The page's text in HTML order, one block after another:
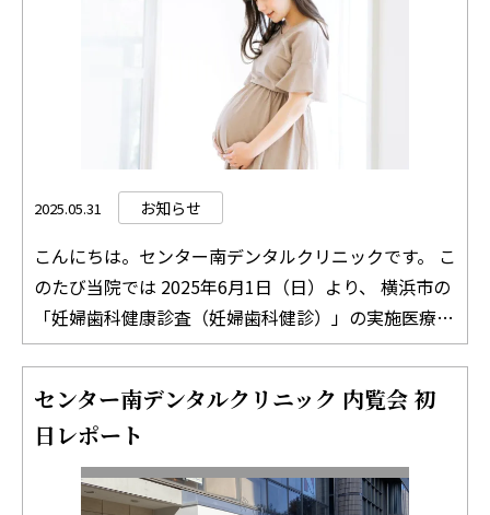
ればできるかぎり診療させていただいております。 ご
相談については必ず事前にお電話にてご連絡くださ
い。 【矯正歯科専門の歯科医師による診療日のお
知らせ】 センター南デンタルクリニックでは、矯正
歯科専門の医師を招いて診療を行っています。患者様
のご要望に沿うために、矯正を専門とする歯科医師と
連携して治療を行っています。 矯正歯科についてのご
相談を希望される方は、下記の日時にあわせてご予約
いただきますようお願い申し上げます。 6月8日
（日） 10:00-15:00 ご不明な点がございましたら、
どうぞお気軽にお電話でお問い合わせください。
TEL：045-511-8312 どうぞよろしくお願いいたしま
す。 センター南デンタルクリニック 院長 吉竹 絵里
2025.05.31 お知らせ
こんにちは。センター南デンタルクリニックです。 こ
のたび当院では 2025年6月1日（日）より、 横浜市の
「妊婦歯科健康診査（妊婦歯科健診）」の実施医療機
関として、健診の提供を開始いたします。 横浜市にお
科健診を受けていただけます。 妊娠中は歯と歯ぐき
のトラブルが増える時期です 妊娠中は、ホルモンバ
ランスの変化やつわりなどの影響で、 ・歯ぐきが腫
れやすくなる ・歯磨きがおろそかになり、むし歯に
センター南デンタルクリニック 内覧会 初
日レポート